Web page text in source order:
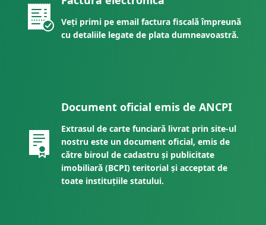
Veți primi pe email factura fiscală împreună
cu detaliile legate de plata dumneavoastră.
Document oficial emis de ANCPI
Extrasul de carte funciară livrat prin site-ul
nostru este un document oficial, emis de
către biroul de cadastru și publicitate
imobiliară (BCPI) teritorial și acceptat de
toate instituțiile statului.